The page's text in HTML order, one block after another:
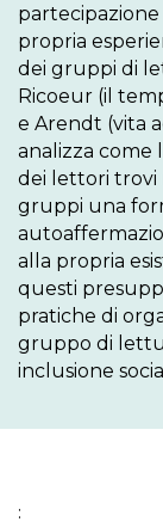
propria
dei gruppi di
Ricoeur (il
e Arendt (vita
analizza come
dei lettori trovi
gruppi una
alla propria
questi
pratiche di
gruppo di
inclusione
: